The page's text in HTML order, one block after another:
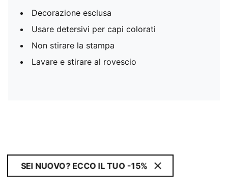
Decorazione esclusa
Usare detersivi per capi colorati
Non stirare la stampa
Lavare e stirare al rovescio
SEI NUOVO? ECCO IL TUO -15%